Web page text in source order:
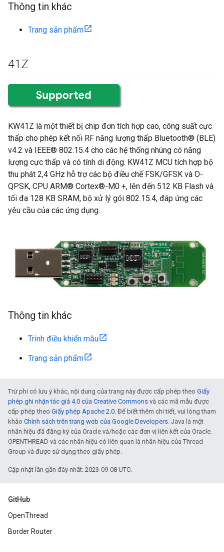
Thông tin khác
Trang sản phẩm
41Z
KW41Z là một thiết bị chip đơn tích hợp cao, công suất cực
thấp cho phép kết nối RF năng lượng thấp Bluetooth® (BLE)
v4.2 và IEEE® 802.15.4 cho các hệ thống nhúng có năng
lượng cực thấp và có tính di động. KW41Z MCU tích hợp bộ
thu phát 2,4 GHz hỗ trợ các bộ điều chế FSK/GFSK và O-
QPSK, CPU ARM® Cortex®-M0 +, lên đến 512 KB Flash và
tối đa 128 KB SRAM, bộ xử lý gói 802.15.4, đáp ứng các
yêu cầu của các ứng dụng.
Thông tin khác
Trình điều khiển mẫu
Trang sản phẩm
Trừ phi có lưu ý khác, nội dung của trang này được cấp phép theo Giấy
phép ghi nhận tác giả 4.0 của Creative Commons và các mã mẫu được
cấp phép theo Giấy phép Apache 2.0 . Để biết thêm chi tiết, vui lòng tham
khảo Chính sách trên trang web của Google Developers . Java là một
nhãn hiệu đã đăng ký của Oracle và/hoặc các đơn vị liên kết của Oracle.
OPENTHREAD và các nhãn hiệu có liên quan là nhãn hiệu của Thread
Group và được sử dụng theo giấy phép.
Cập nhật lần gần đây nhất: 2023-09-08 UTC.
GitHub
OpenThread
Border Router